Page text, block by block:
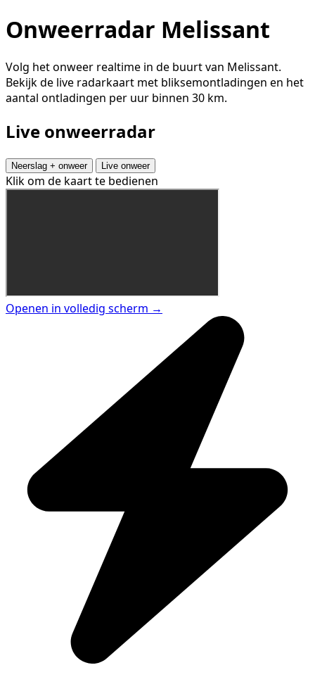
Onweerradar Melissant
Volg het onweer realtime in de buurt van Melissant.
Bekijk de live radarkaart met bliksemontladingen en het
aantal ontladingen per uur binnen 30 km.
Live onweerradar
Neerslag + onweer Live onweer
Klik om de kaart te bedienen
Openen in volledig scherm →